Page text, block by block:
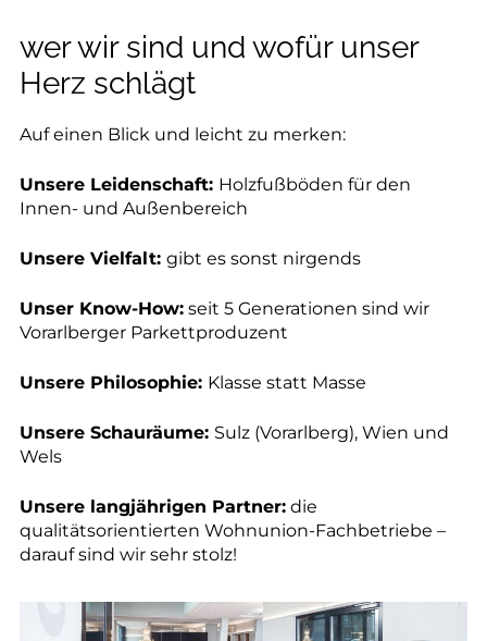
--
wer wir sind und wofür unser
Herz schlägt
Auf einen Blick und leicht zu merken:
Unsere Leidenschaft: Holzfußböden für den
Innen- und Außenbereich
Unsere Vielfalt: gibt es sonst nirgends
Unser Know-How: seit 5 Generationen sind wir
Vorarlberger Parkettproduzent
Unsere Philosophie: Klasse statt Masse
Unsere Schauräume: Sulz (Vorarlberg), Wien und
Wels
Unsere langjährigen Partner: die
qualitätsorientierten Wohnunion-Fachbetriebe –
darauf sind wir sehr stolz!